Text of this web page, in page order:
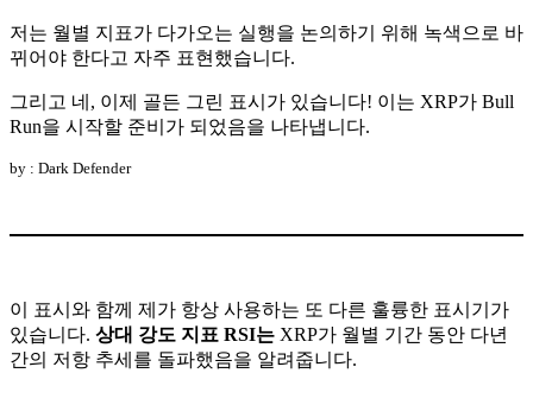
저는 월별 지표가 다가오는 실행을 논의하기 위해 녹색으로 바
뀌어야 한다고 자주 표현했습니다.
그리고 네, 이제 골든 그린 표시가 있습니다! 이는 XRP가 Bull
Run을 시작할 준비가 되었음을 나타냅니다.
by : Dark Defender
이 표시와 함께 제가 항상 사용하는 또 다른 훌륭한 표시기가
있습니다. 상대 강도 지표 RSI는 XRP가 월별 기간 동안 다년
간의 저항 추세를 돌파했음을 알려줍니다.